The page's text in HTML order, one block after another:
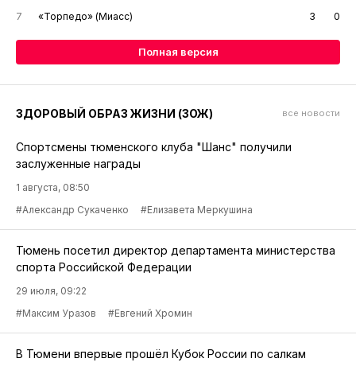
7
«Торпедо» (Миасс) 3 0
Полная версия
ЗДОРОВЫЙ ОБРАЗ ЖИЗНИ (ЗОЖ) все новости
Спортсмены тюменского клуба "Шанс" получили
заслуженные награды
1 августа, 08:50
#Александр Сукаченко
#Елизавета Меркушина
Тюмень посетил директор департамента министерства
спорта Российской Федерации
29 июля, 09:22
#Максим Уразов
#Евгений Хромин
В Тюмени впервые прошёл Кубок России по салкам